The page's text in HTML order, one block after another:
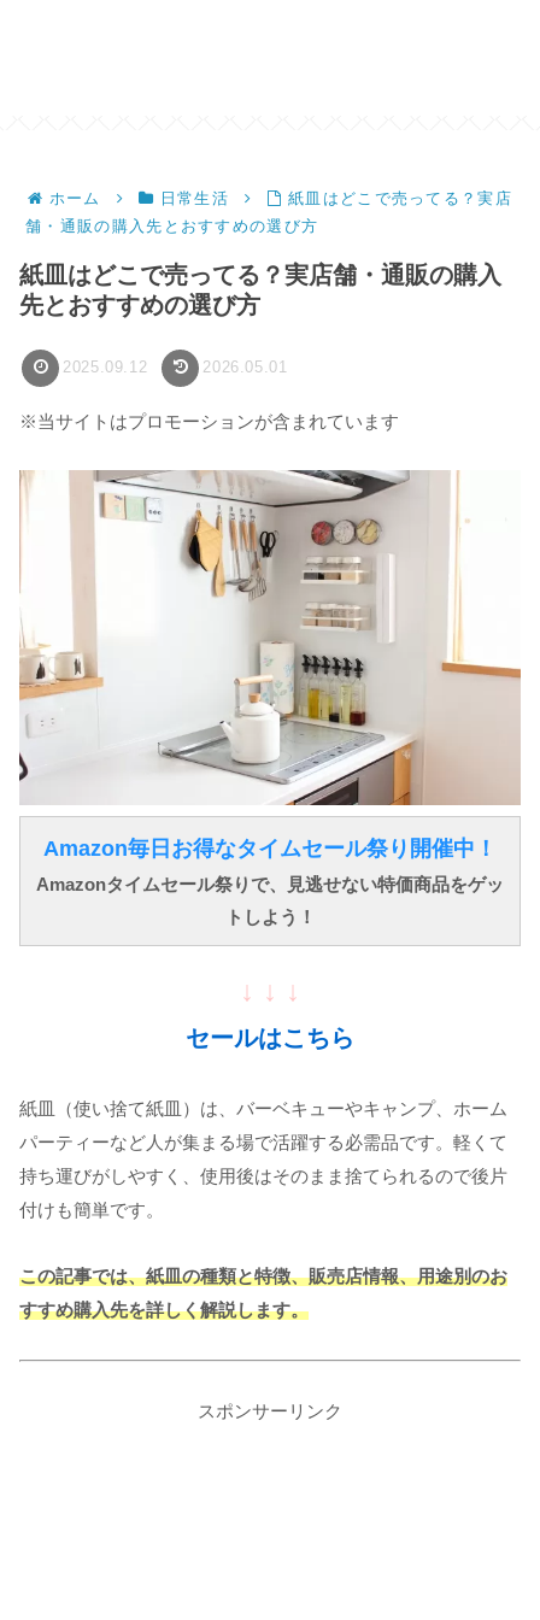
ホーム 日常生活
紙皿はどこで売ってる？実店
舗・通販の購入先とおすすめの選び方
紙皿はどこで売ってる？実店舗・通販の購入
先とおすすめの選び方
2025.09.12 2026.05.01
※当サイトはプロモーションが含まれています
Amazon毎日お得なタイムセール祭り開催中！
Amazonタイムセール祭りで、見逃せない特価商品をゲッ
トしよう！
↓ ↓ ↓
セールはこちら
紙皿（使い捨て紙皿）は、バーベキューやキャンプ、ホーム
パーティーなど人が集まる場で活躍する必需品です。軽くて
持ち運びがしやすく、使用後はそのまま捨てられるので後片
付けも簡単です。
この記事では、紙皿の種類と特徴、販売店情報、用途別のお
すすめ購入先を詳しく解説します。
スポンサーリンク